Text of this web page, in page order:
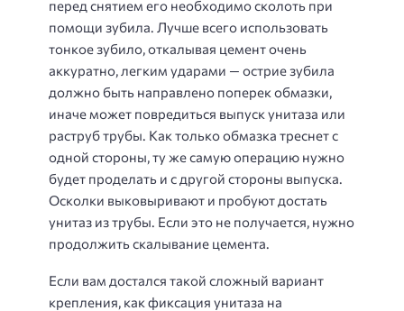
перед снятием его необходимо сколоть при
помощи зубила. Лучше всего использовать
тонкое зубило, откалывая цемент очень
аккуратно, легким ударами — острие зубила
должно быть направлено поперек обмазки,
иначе может повредиться выпуск унитаза или
раструб трубы. Как только обмазка треснет с
одной стороны, ту же самую операцию нужно
будет проделать и с другой стороны выпуска.
Осколки выковыривают и пробуют достать
унитаз из трубы. Если это не получается, нужно
продолжить скалывание цемента.
Если вам достался такой сложный вариант
крепления, как фиксация унитаза на